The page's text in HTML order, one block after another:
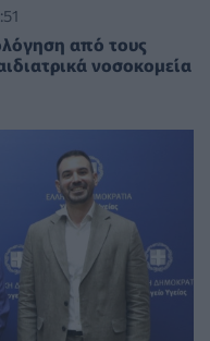
από τους
νοσοκομεία